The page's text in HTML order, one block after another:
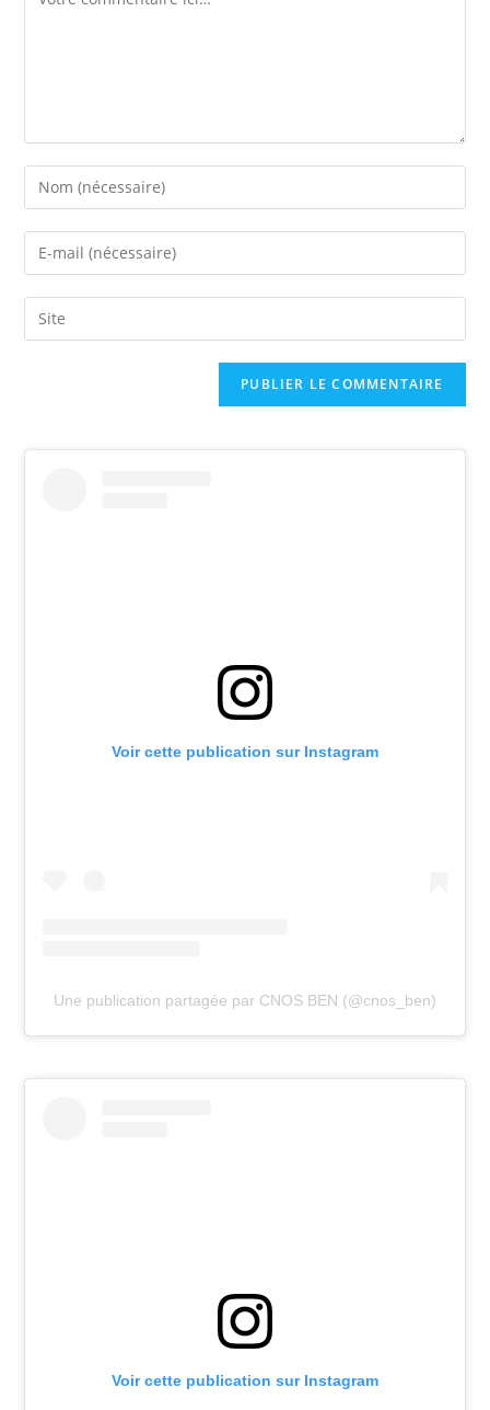
Voir cette publication sur Instagram
Une publication partagée par CNOS BEN (@cnos_ben)
Voir cette publication sur Instagram